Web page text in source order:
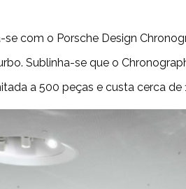
com o Porsche Design
Sublinha-se que o
a 500 peças e custa cerca de